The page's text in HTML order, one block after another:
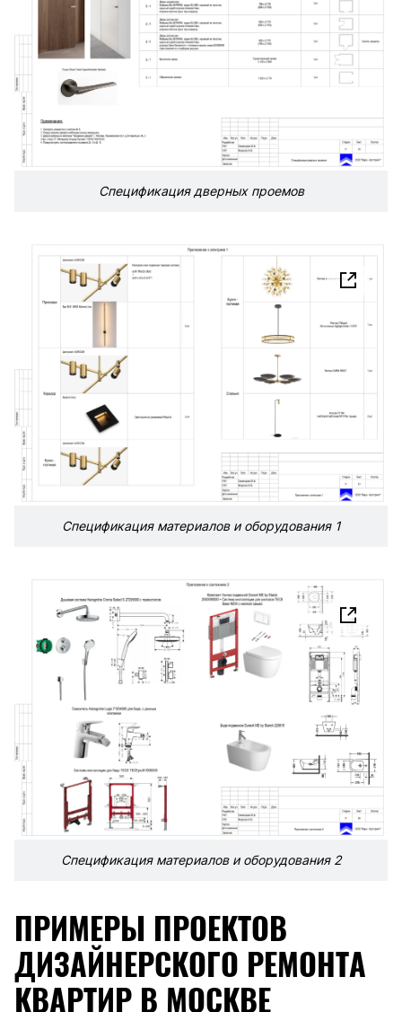
Спецификация дверных проемов
Спецификация материалов и оборудования 1
Спецификация материалов и оборудования 2
ПРИМЕРЫ ПРОЕКТОВ
ДИЗАЙНЕРСКОГО РЕМОНТА
КВАРТИР В МОСКВЕ